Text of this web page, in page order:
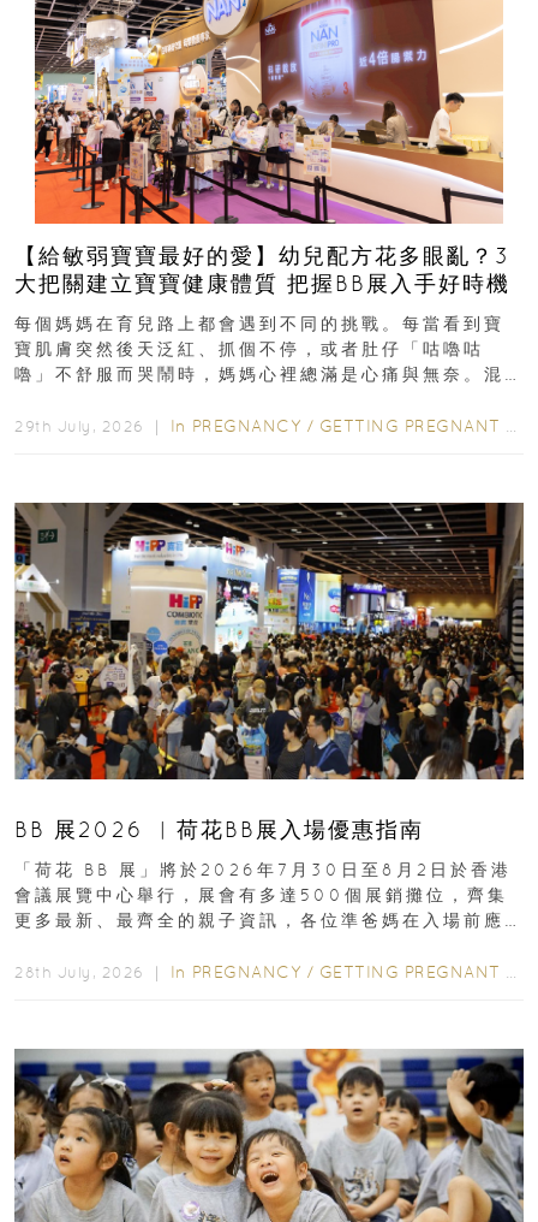
【給敏弱寶寶最好的愛】幼兒配方花多眼亂？3
大把關建立寶寶健康體質 把握BB展入手好時機
每個媽媽在育兒路上都會遇到不同的挑戰。每當看到寶
寶肌膚突然後天泛紅、抓個不停，或者肚仔「咕嚕咕
嚕」不舒服而哭鬧時，媽媽心裡總滿是心痛與無奈。混
29th July, 2026 ｜ In PREGNANCY / GETTING PREGNANT
BB 展2026 ︳荷花BB展入場優惠指南
「荷花 BB 展」將於2026年7月30日至8月2日於香港
會議展覽中心舉行，展會有多達500個展銷攤位，齊集
更多最新、最齊全的親子資訊，各位準爸媽在入場前應
28th July, 2026 ｜ In PREGNANCY / GETTING PREGNANT